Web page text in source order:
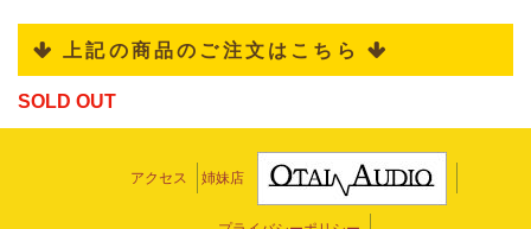
 上記の商品のご注文はこちら 
SOLD OUT
アクセス 姉妹店